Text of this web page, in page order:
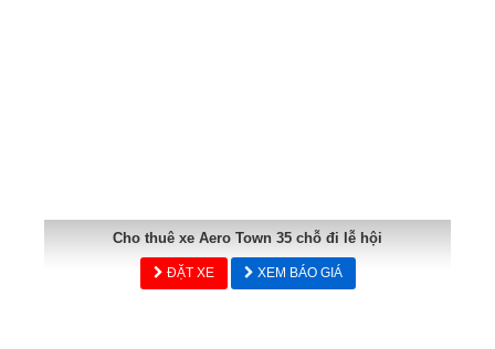
Cho thuê xe Aero Town 35 chỗ đi lễ hội
ĐẶT XE XEM BÁO GIÁ